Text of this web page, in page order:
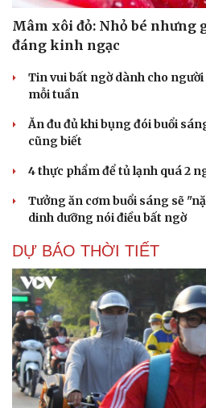
Mâm xôi đỏ: Nhỏ bé nhưng
đáng kinh ngạc
Tin vui bất ngờ dành cho
mỗi tuần
Ăn đu đủ khi bụng đói buổi
cũng biết
4 thực phẩm để tủ lạnh quá 2
Tưởng ăn cơm buổi sáng sẽ
dinh dưỡng nói điều bất ngờ
DỰ BÁO THỜI TIẾT